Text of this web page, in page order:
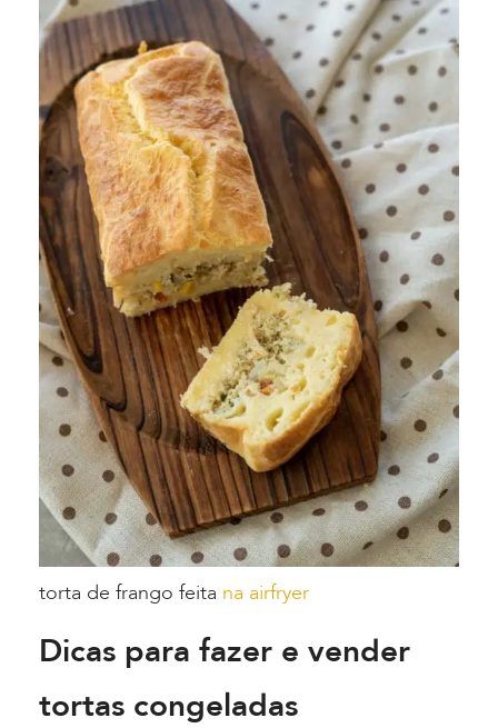
torta de frango feita na airfryer
Dicas para fazer e vender
tortas congeladas